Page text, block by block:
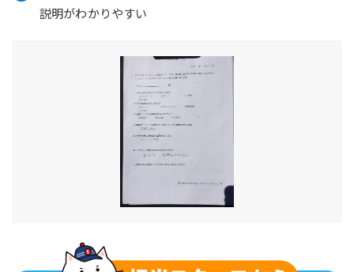
説明がわかりやすい